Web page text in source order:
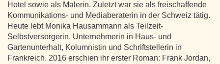
Hotel sowie als Malerin. Zuletzt war sie als freischaffende
Kommunikations- und Mediaberaterin in der Schweiz tätig.
Heute lebt Monika Hausammann als Teilzeit-
Selbstversorgerin, Unternehmerin in Haus- und
Gartenunterhalt, Kolumnistin und Schriftstellerin in
Frankreich. 2016 erschien ihr erster Roman: Frank Jordan,